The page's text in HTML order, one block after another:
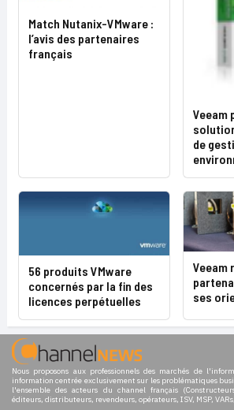
Match Nutanix-VMware :
l’avis des partenaires
français
Veeam
de
56 produits VMware
concernés par la fin des
licences perpétuelles
Veeam
ses
Nous proposons aux professionnels des marchés de
information centrée exclusivement sur les problématiques
l'ensemble des acteurs du channel français
éditeurs, distributeurs, revendeurs, opérateurs, ISV, MSP,